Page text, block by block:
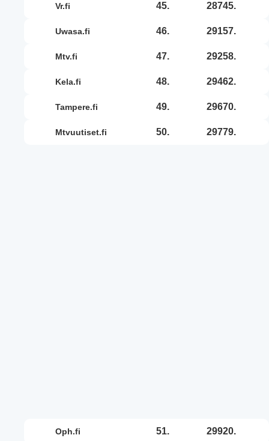
vr.fi 45. 28745.
uwasa.fi 46. 29157.
mtv.fi 47. 29258.
kela.fi 48. 29462.
tampere.fi 49. 29670.
mtvuutiset.fi 50. 29779.
oph.fi 51. 29920.